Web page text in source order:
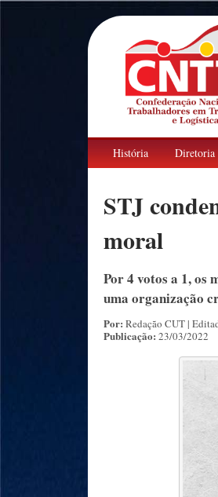
História Diretoria
STJ
moral
Por 4 votos a 1, os
uma organização
Por: Redação CUT |
Publicação: 23/03/2022